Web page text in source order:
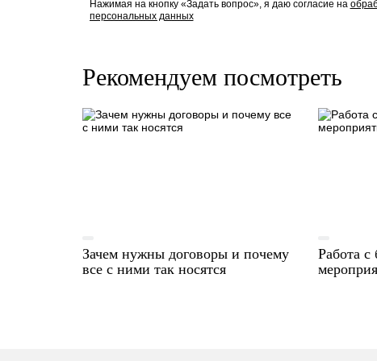
Нажимая на кнопку «Задать вопрос», я даю согласие на
персональных данных
Рекомендуем посмотреть
Зачем нужны договоры и почему
все с ними так носятся
Работа